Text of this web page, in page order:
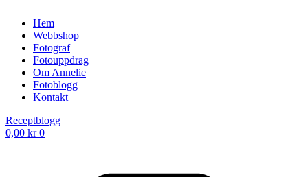
Hem
Webbshop
Fotograf
Fotouppdrag
Om Annelie
Fotoblogg
Kontakt
Receptblogg
0,00 kr 0